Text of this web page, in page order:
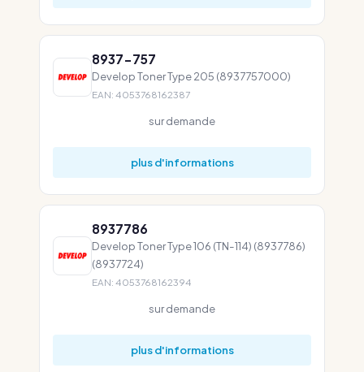
8937-757
Develop Toner Type 205 (8937757000)
EAN: 4053768162387
sur demande
plus d'informations
8937786
Develop Toner Type 106 (TN-114) (8937786)
(8937724)
EAN: 4053768162394
sur demande
plus d'informations